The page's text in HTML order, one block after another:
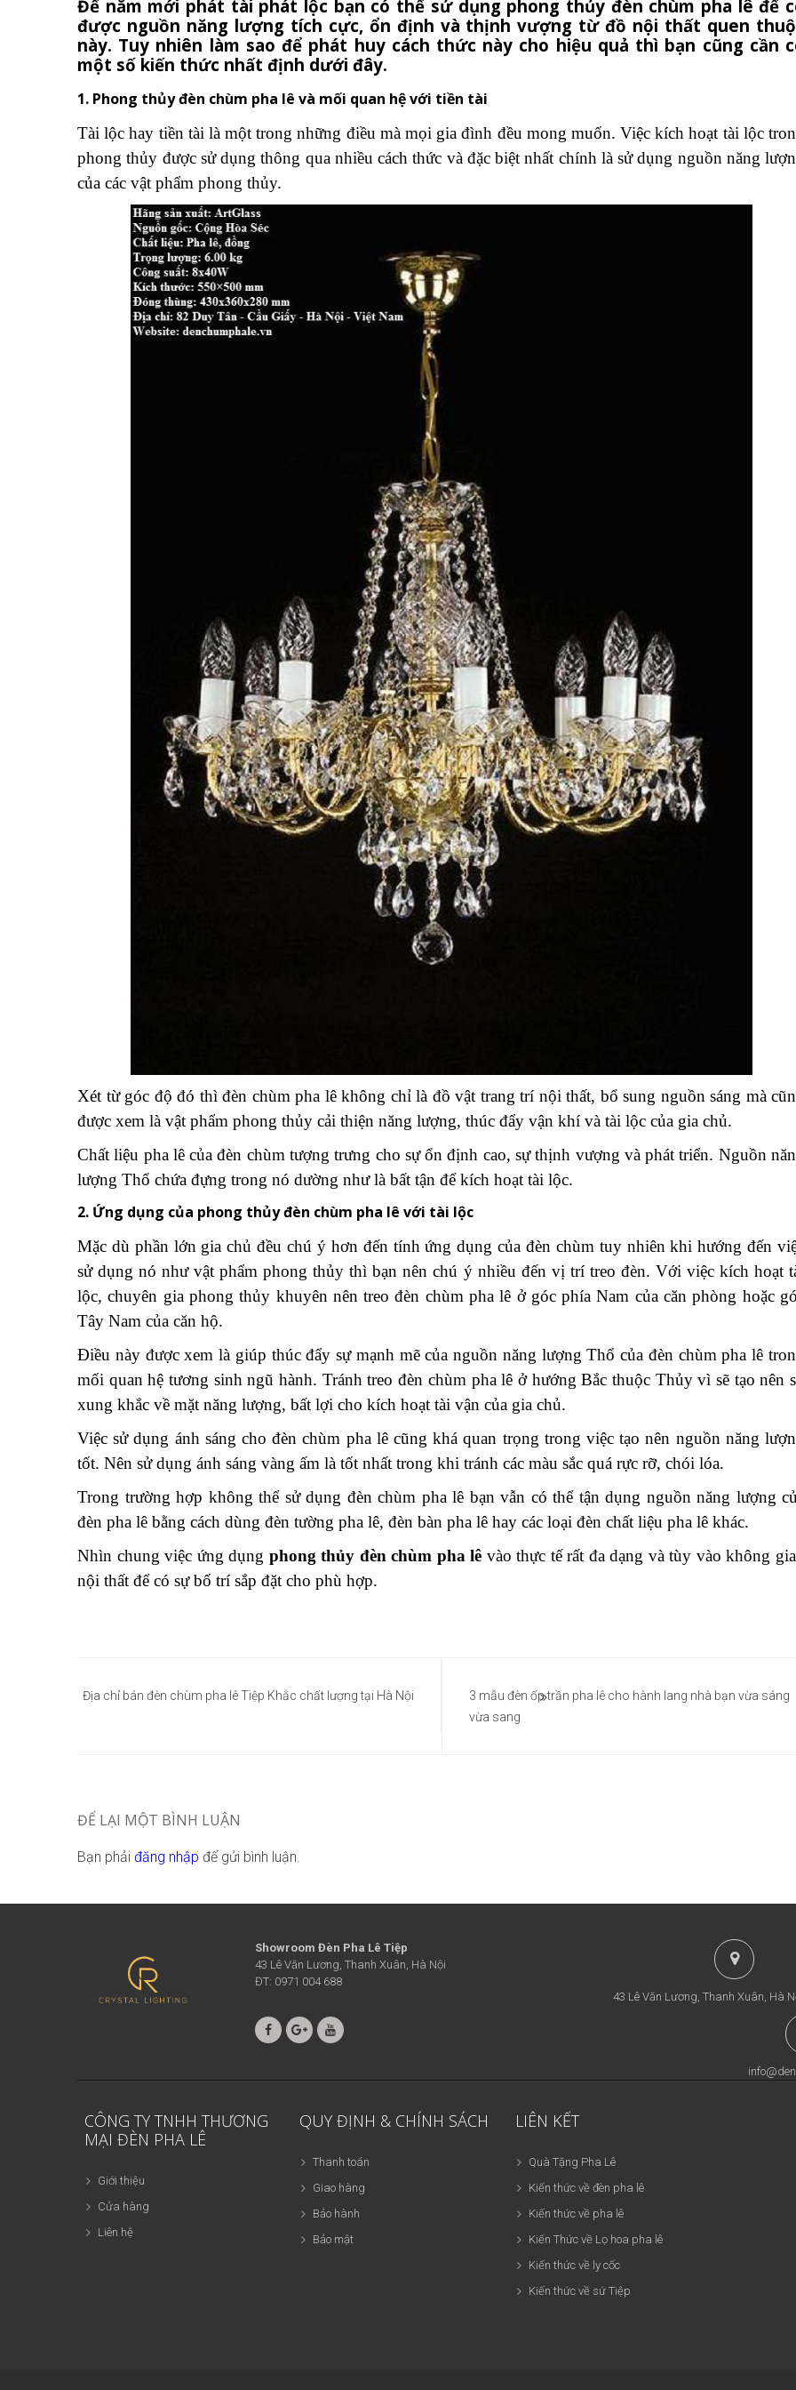
Để năm mới phát tài phát lộc bạn có thể sử dụng phong thủy đèn chùm pha lê để
được nguồn năng lượng tích cực, ổn định và thịnh vượng từ đồ nội thất quen
này. Tuy nhiên làm sao để phát huy cách thức này cho hiệu quả thì bạn cũng cần
một số kiến thức nhất định dưới đây.
1. Phong thủy đèn chùm pha lê và mối quan hệ với tiền tài
Tài lộc hay tiền tài là một trong những điều mà mọi gia đình đều mong muốn. Việc kích hoạt tài lộc
phong thủy được sử dụng thông qua nhiều cách thức và đặc biệt nhất chính là sử dụng nguồn năng
của các vật phẩm phong thủy.
Xét từ góc độ đó thì đèn chùm pha lê không chỉ là đồ vật trang trí nội thất, bổ sung nguồn sáng mà
được xem là vật phẩm phong thủy cải thiện năng lượng, thúc đẩy vận khí và tài lộc của gia chủ.
Chất liệu pha lê của đèn chùm tượng trưng cho sự ổn định cao, sự thịnh vượng và phát triển. Nguồn
lượng Thổ chứa đựng trong nó dường như là bất tận để kích hoạt tài lộc.
2. Ứng dụng của phong thủy đèn chùm pha lê với tài lộc
Mặc dù phần lớn gia chủ đều chú ý hơn đến tính ứng dụng của đèn chùm tuy nhiên khi hướng đến
sử dụng nó như vật phẩm phong thủy thì bạn nên chú ý nhiều đến vị trí treo đèn. Với việc kích hoạt
lộc, chuyên gia phong thủy khuyên nên treo đèn chùm pha lê ở góc phía Nam của căn phòng hoặc
Tây Nam của căn hộ.
Điều này được xem là giúp thúc đẩy sự mạnh mẽ của nguồn năng lượng Thổ của đèn chùm pha lê
mối quan hệ tương sinh ngũ hành. Tránh treo đèn chùm pha lê ở hướng Bắc thuộc Thủy vì sẽ tạo nên
xung khắc về mặt năng lượng, bất lợi cho kích hoạt tài vận của gia chủ.
Việc sử dụng ánh sáng cho đèn chùm pha lê cũng khá quan trọng trong việc tạo nên nguồn năng
tốt. Nên sử dụng ánh sáng vàng ấm là tốt nhất trong khi tránh các màu sắc quá rực rỡ, chói lóa.
Trong trường hợp không thể sử dụng đèn chùm pha lê bạn vẫn có thể tận dụng nguồn năng lượng
đèn pha lê bằng cách dùng đèn tường pha lê, đèn bàn pha lê hay các loại đèn chất liệu pha lê khác.
Nhìn chung việc ứng dụng phong thủy đèn chùm pha lê vào thực tế rất đa dạng và tùy vào không
nội thất để có sự bố trí sắp đặt cho phù hợp.
hướng
Địa chỉ bán đèn chùm pha lê Tiệp Khắc chất lượng tại Hà Nội
3 mẫu đèn ốp trần pha lê cho hành lang nhà bạn vừa sáng
vừa sang
ĐỂ LẠI MỘT BÌNH LUẬN
Bạn phải đăng nhập để gửi bình luận.
Showroom Đèn Pha Lê Tiệp
43 Lê Văn Lương, Thanh Xuân, Hà Nội
ĐT: 0971 004 688
43 Lê Văn Lương, Thanh Xuân, Hà
CÔNG TY TNHH THƯƠNG
MẠI ĐÈN PHA LÊ
Giới thiệu
Cửa hàng
Liên hệ
QUY ĐỊNH & CHÍNH SÁCH
Thanh toán
Giao hàng
Bảo hành
Bảo mật
LIÊN KẾT
Quà Tặng Pha Lê
Kiến thức về đèn pha lê
Kiến thức về pha lê
Kiến Thức về Lọ hoa pha lê
Kiến thức về ly cốc
Kiến thức về sứ Tiệp